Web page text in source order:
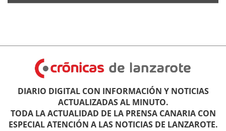
DIARIO DIGITAL CON INFORMACIÓN Y NOTICIAS
ACTUALIZADAS AL MINUTO.
TODA LA ACTUALIDAD DE LA PRENSA CANARIA CON
ESPECIAL ATENCIÓN A LAS NOTICIAS DE LANZAROTE.